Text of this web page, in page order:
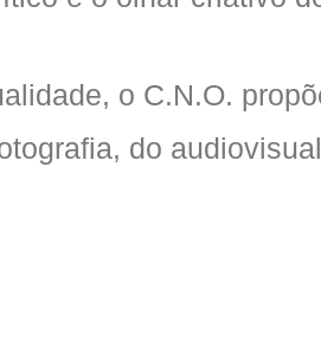
o C.N.O.
do